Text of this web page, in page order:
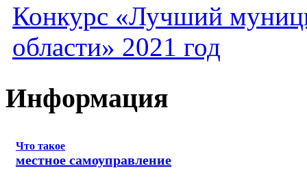
Конкурс «Лучший
области» 2021 год
Информация
Что такое
местное самоуправление